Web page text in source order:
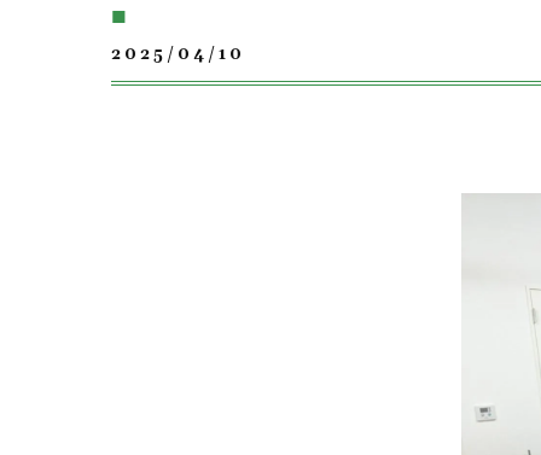
■
2025/04/10